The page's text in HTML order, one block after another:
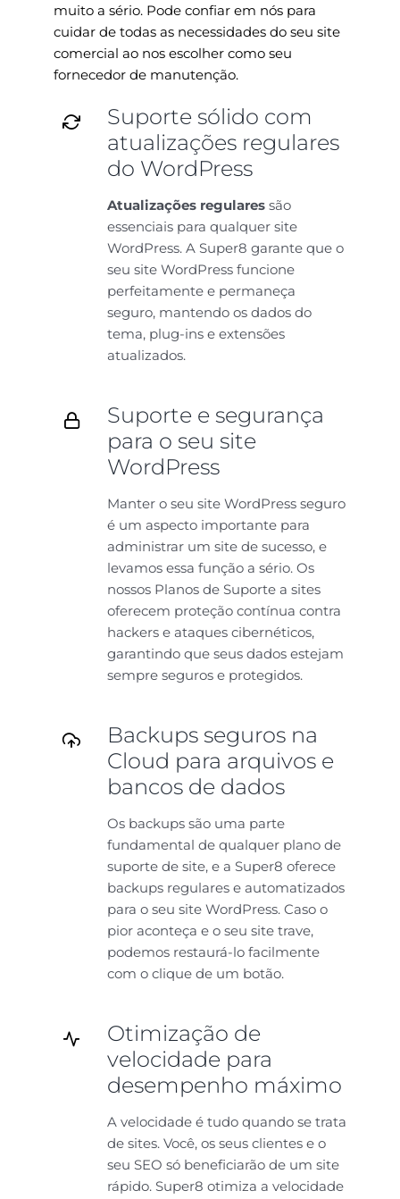
muito a sério. Pode confiar em nós para
cuidar de todas as necessidades do seu site
comercial ao nos escolher como seu
fornecedor de manutenção.
Suporte sólido com
atualizações regulares
do WordPress
Atualizações regularessão
essenciais para qualquer site
WordPress. A Super8 garante que o
seu site WordPress funcione
perfeitamente e permaneça
seguro, mantendo os dados do
tema, plug-ins e extensões
atualizados.
Suporte e segurança
para o seu site
WordPress
Manter o seu site WordPress seguro
é um aspecto importante para
administrar um site de sucesso, e
levamos essa função a sério. Os
nossos Planos de Suporte a sites
oferecem proteção contínua contra
hackers e ataques cibernéticos,
garantindo que seus dados estejam
sempre seguros e protegidos.
Backups seguros na
Cloud para arquivos e
bancos de dados
Os backups são uma parte
fundamental de qualquer plano de
suporte de site, e a Super8 oferece
backups regulares e automatizados
para o seu site WordPress. Caso o
pior aconteça e o seu site trave,
podemos restaurá-lo facilmente
com o clique de um botão.
Otimização de
velocidade para
desempenho máximo
A velocidade é tudo quando se trata
de sites. Você, os seus clientes e o
seu SEO só beneficiarão de um site
rápido. Super8 otimiza a velocidade